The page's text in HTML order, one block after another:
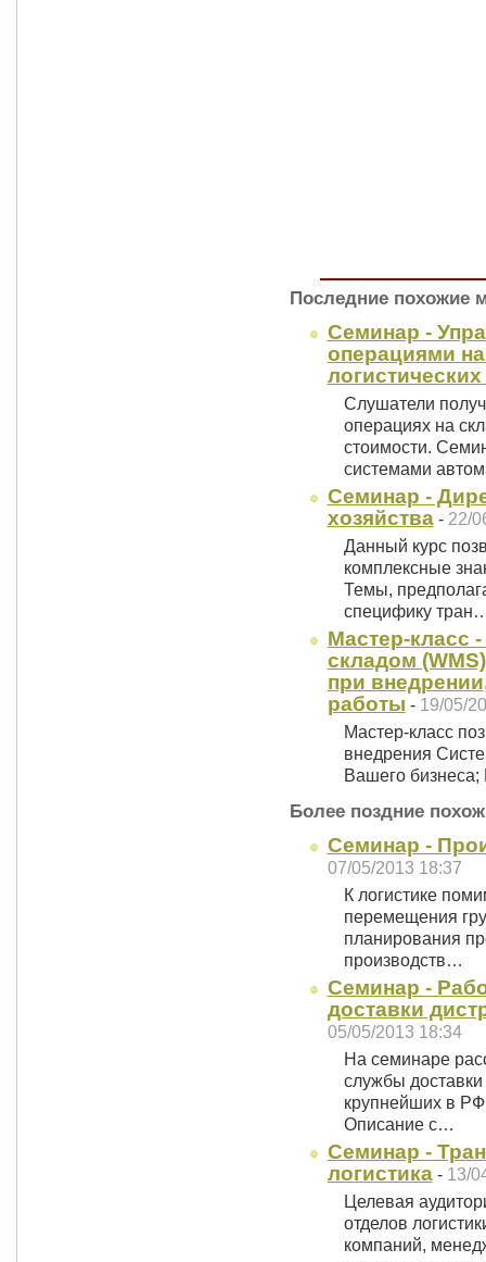
Последние похожие
Семинар -
операциями
Слушатели
операциях на
стоимости.
системами
Семинар -
хозяйства- 22/
Данный курс
комплексные
Темы,
специфику
Мастер-класс
складом
при
работы - 19/05/
Мастер-класс
внедрения
Вашего
Более поздние
Семинар -
07/05/2013 18:37
К логистике
перемещения
планирования
производств…
Семинар -
доставки
05/05/2013 18:34
На семинаре
службы
крупнейших в РФ
Описание с…
Семинар -
логистика- 13/
Целевая
отделов
компаний,